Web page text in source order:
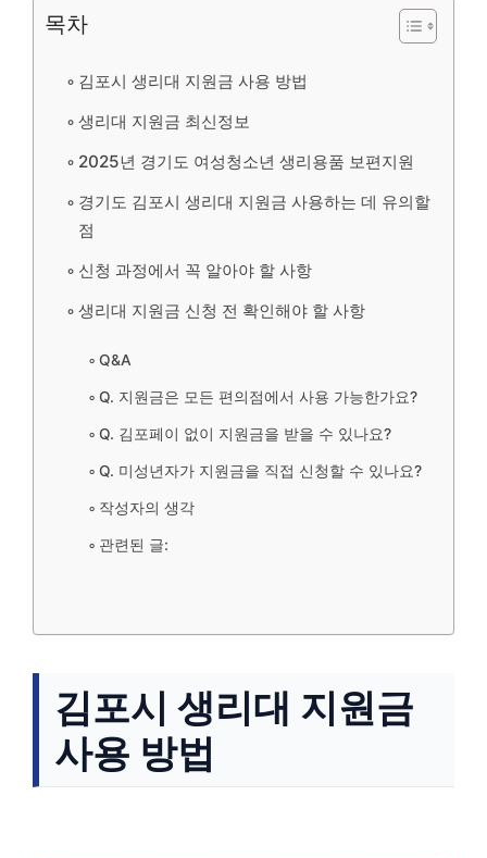
목차
김포시 생리대 지원금 사용 방법
생리대 지원금 최신정보
2025년 경기도 여성청소년 생리용품 보편지원
경기도 김포시 생리대 지원금 사용하는 데 유의할
점
신청 과정에서 꼭 알아야 할 사항
생리대 지원금 신청 전 확인해야 할 사항
Q&A
Q. 지원금은 모든 편의점에서 사용 가능한가요?
Q. 김포페이 없이 지원금을 받을 수 있나요?
Q. 미성년자가 지원금을 직접 신청할 수 있나요?
작성자의 생각
관련된 글:
김포시 생리대 지원금
사용 방법